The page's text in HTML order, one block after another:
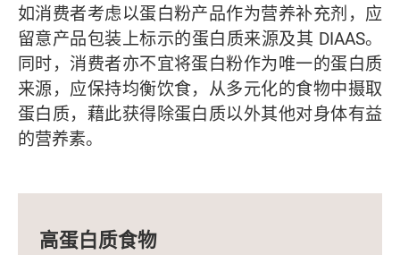
如消费者考虑以蛋白粉产品作为营养补充剂，应
留意产品包装上标示的蛋白质来源及其 DIAAS。
同时，消费者亦不宜将蛋白粉作为唯一的蛋白质
来源，应保持均衡饮食，从多元化的食物中摄取
蛋白质，藉此获得除蛋白质以外其他对身体有益
的营养素。
高蛋白质食物